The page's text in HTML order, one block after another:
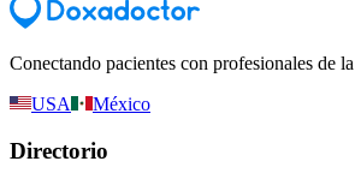
Conectando pacientes con profesionales de
USA
México
Directorio